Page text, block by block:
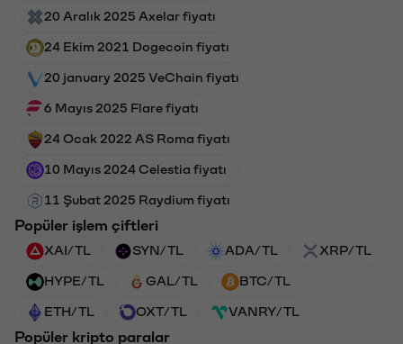
20 Aralık 2025 Axelar fiyatı
24 Ekim 2021 Dogecoin fiyatı
20 january 2025 VeChain fiyatı
6 Mayıs 2025 Flare fiyatı
24 Ocak 2022 AS Roma fiyatı
10 Mayıs 2024 Celestia fiyatı
11 Şubat 2025 Raydium fiyatı
Popüler işlem çiftleri
XAI/TL SYN/TL ADA/TL XRP/TL
HYPE/TL GAL/TL BTC/TL
ETH/TL OXT/TL VANRY/TL
Popüler kripto paralar